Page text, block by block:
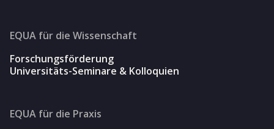
EQUA für die Wissenschaft
Forschungsförderung
Universitäts-Seminare & Kolloquien
EQUA für die Praxis